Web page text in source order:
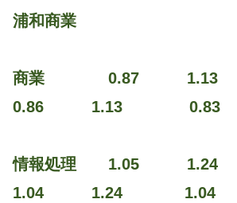
浦和商業
商業 0.87
0.86 1.13 0.83
情報処理 1.05
1.04 1.24 1.04